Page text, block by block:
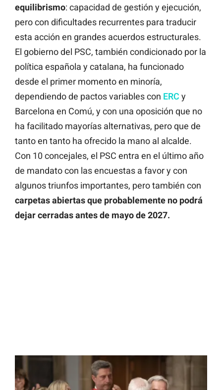
equilibrismo: capacidad de gestión y ejecución,
pero con dificultades recurrentes para traducir
esta acción en grandes acuerdos estructurales.
El gobierno del PSC, también condicionado por la
política española y catalana, ha funcionado
desde el primer momento en minoría,
dependiendo de pactos variables con ERC y
Barcelona en Comú, y con una oposición que no
ha facilitado mayorías alternativas, pero que de
tanto en tanto ha ofrecido la mano al alcalde.
Con 10 concejales, el PSC entra en el último año
de mandato con las encuestas a favor y con
algunos triunfos importantes, pero también con
carpetas abiertas que probablemente no podrá
dejar cerradas antes de mayo de 2027.